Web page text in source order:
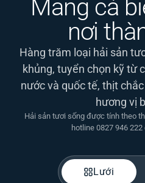
Mang cả
nơi
Hàng trăm loại hải sản
khủng, tuyển chọn kỹ từ
nước và quốc tế, thịt
hương vị
Hải sản tươi sống được tính theo
hotline 0827 946
Lưới